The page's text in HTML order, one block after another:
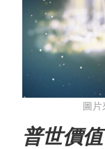
圖
普世價